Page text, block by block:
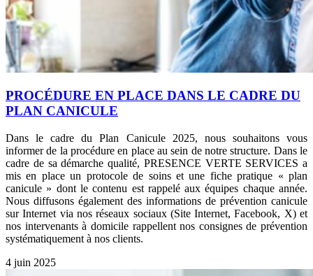
PROCÉDURE EN PLACE DANS LE CADRE DU
PLAN CANICULE
Dans le cadre du Plan Canicule 2025, nous souhaitons vous
informer de la procédure en place au sein de notre structure. Dans le
cadre de sa démarche qualité, PRESENCE VERTE SERVICES a
mis en place un protocole de soins et une fiche pratique « plan
canicule » dont le contenu est rappelé aux équipes chaque année.
Nous diffusons également des informations de prévention canicule
sur Internet via nos réseaux sociaux (Site Internet, Facebook, X) et
nos intervenants à domicile rappellent nos consignes de prévention
systématiquement à nos clients.
4 juin 2025